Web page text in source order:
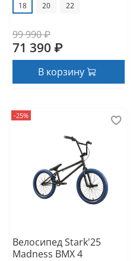
18 20 22
99 990 ₽
71 390 ₽
В корзину
-25%
Велосипед Stark'25
Madness BMX 4